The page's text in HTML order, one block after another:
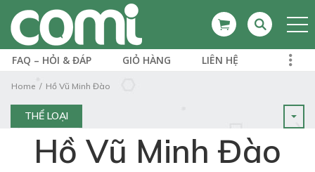
FAQ – HỎI & ĐÁP GIỎ HÀNG LIÊN HỆ
Home Hồ Vũ Minh Đào
THỂ LOẠI
Hồ Vũ Minh Đào